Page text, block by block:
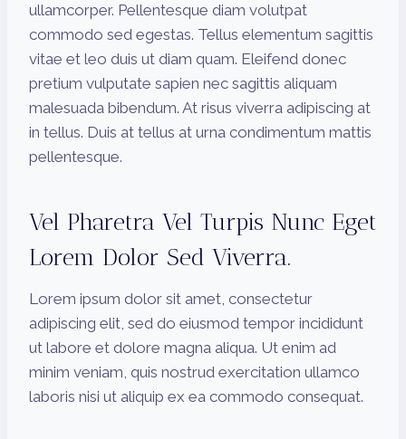
ullamcorper. Pellentesque diam volutpat
commodo sed egestas. Tellus elementum sagittis
vitae et leo duis ut diam quam. Eleifend donec
pretium vulputate sapien nec sagittis aliquam
malesuada bibendum. At risus viverra adipiscing at
in tellus. Duis at tellus at urna condimentum mattis
pellentesque.
Vel Pharetra Vel Turpis Nunc Eget
Lorem Dolor Sed Viverra.
Lorem ipsum dolor sit amet, consectetur
adipiscing elit, sed do eiusmod tempor incididunt
ut labore et dolore magna aliqua. Ut enim ad
minim veniam, quis nostrud exercitation ullamco
laboris nisi ut aliquip ex ea commodo consequat.